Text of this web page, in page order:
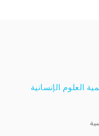
العلوم الإنسانية